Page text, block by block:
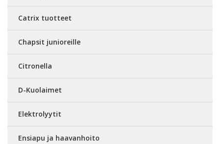
Catrix tuotteet
Chapsit junioreille
Citronella
D-Kuolaimet
Elektrolyytit
Ensiapu ja haavanhoito